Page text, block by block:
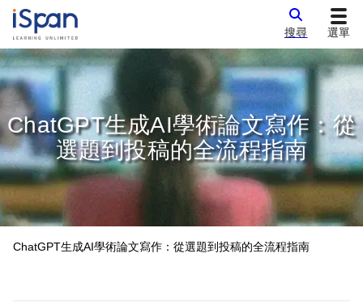
搜尋 選單
ChatGPT生成AI學術論文寫作：從
選題到投稿的全流程指南
ChatGPT生成AI學術論文寫作：從選題到投稿的全流程指南